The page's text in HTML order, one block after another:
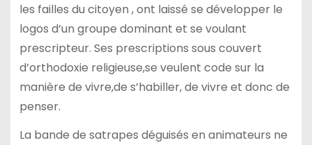
les failles du citoyen , ont laissé se développer le
logos d’un groupe dominant et se voulant
prescripteur. Ses prescriptions sous couvert
d’orthodoxie religieuse,se veulent code sur la
manière de vivre,de s’habiller, de vivre et donc de
penser.
La bande de satrapes déguisés en animateurs ne